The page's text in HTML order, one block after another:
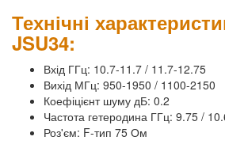
Технічні
JSU34:
Вхід ГГц: 10.7-11.7 / 11.7-12.75
Вихід МГц: 950-1950 / 1100-2150
Коефіцієнт шуму дБ: 0.2
Частота гетеродина ГГц: 9.75 /
Роз'єм: F-тип 75 Ом